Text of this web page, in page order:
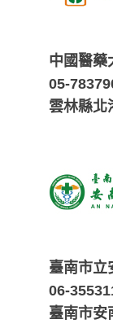
中國醫藥
05-
雲林縣北
臺南市立
06-
臺南市安